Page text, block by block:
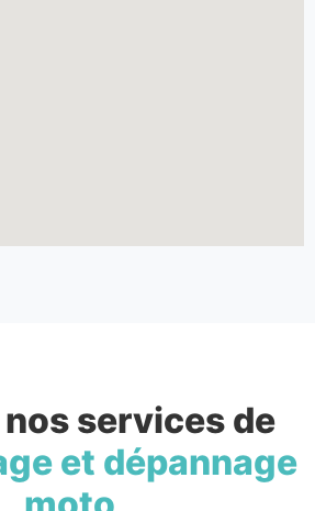
nos services de
et dépannage